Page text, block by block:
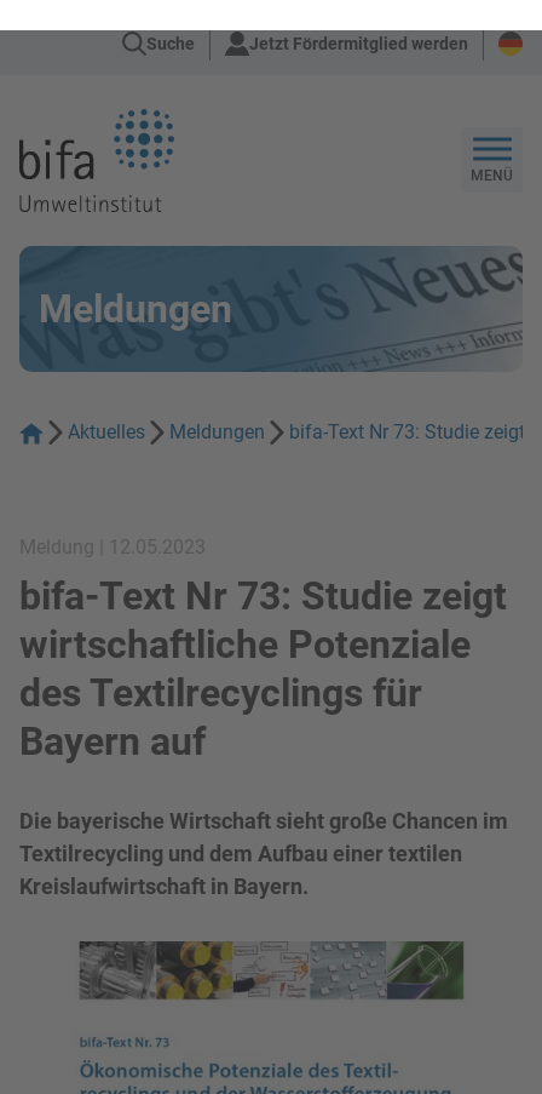
Suche Jetzt Fördermitglied werden
MENÜ
Meldungen
Aktuelles Meldungen bifa-Text Nr 73: Studie zeigt
bifa-Text Nr 73: Studie zeigt
wirtschaftliche Potenziale
des Textilrecyclings für
Bayern auf
Die bayerische Wirtschaft sieht große Chancen im
Textilrecycling und dem Aufbau einer textilen
Kreislaufwirtschaft in Bayern.
Bild in Lightbox zeigen